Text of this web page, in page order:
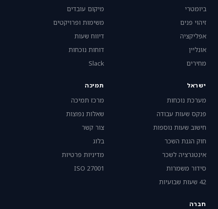
ביומטרי
זיהוי פנים
אפליקציה
אונליין
מחירים
מיקום עובדים
משימות ופרויקטים
דיווח שעות
דוחות נוכחות
Slack
ישראל
מערכת נוכחות
פנקס שעות עבודה
חישוב שעות נוספות
חוק הגנת השכר
אינטגרציה לשכר
סידור משמרות
42 שעות שבועיות
תמיכה
מרכז תמיכה
שאלות נפוצות
צור קשר
בלוג
מדיניות פרטיות
ISO 27001
חברה